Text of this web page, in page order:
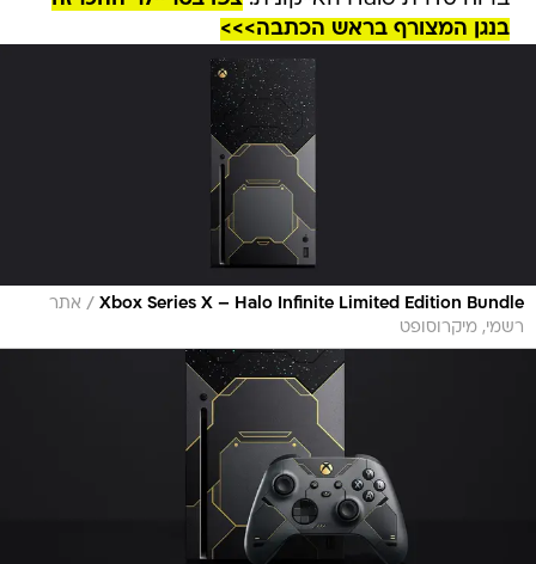
בנגן המצורף בראש הכתבה>>>
Xbox Series X – Halo Infinite Limited Edition Bundle
/ אתר
רשמי, מיקרוסופט